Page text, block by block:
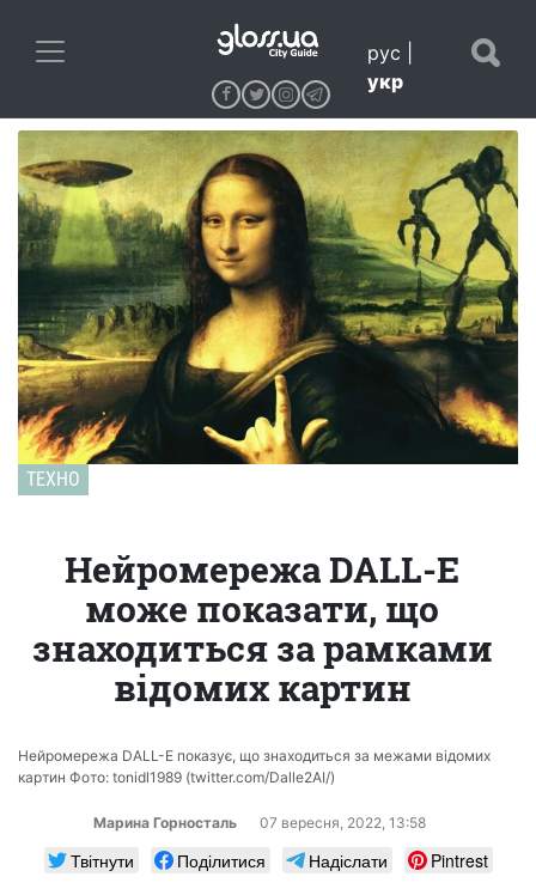
рус
укр
ТЕХНО
Нейромережа DALL-E
може показати, що
знаходиться за рамками
відомих картин
Нейромережа DALL-E показує, що знаходиться за межами відомих
картин Фото: tonidl1989 (twitter.com/Dalle2AI/)
Марина Горносталь 07 вересня, 2022, 13:58
Твітнути Поділитися Надіслати
Pintrest